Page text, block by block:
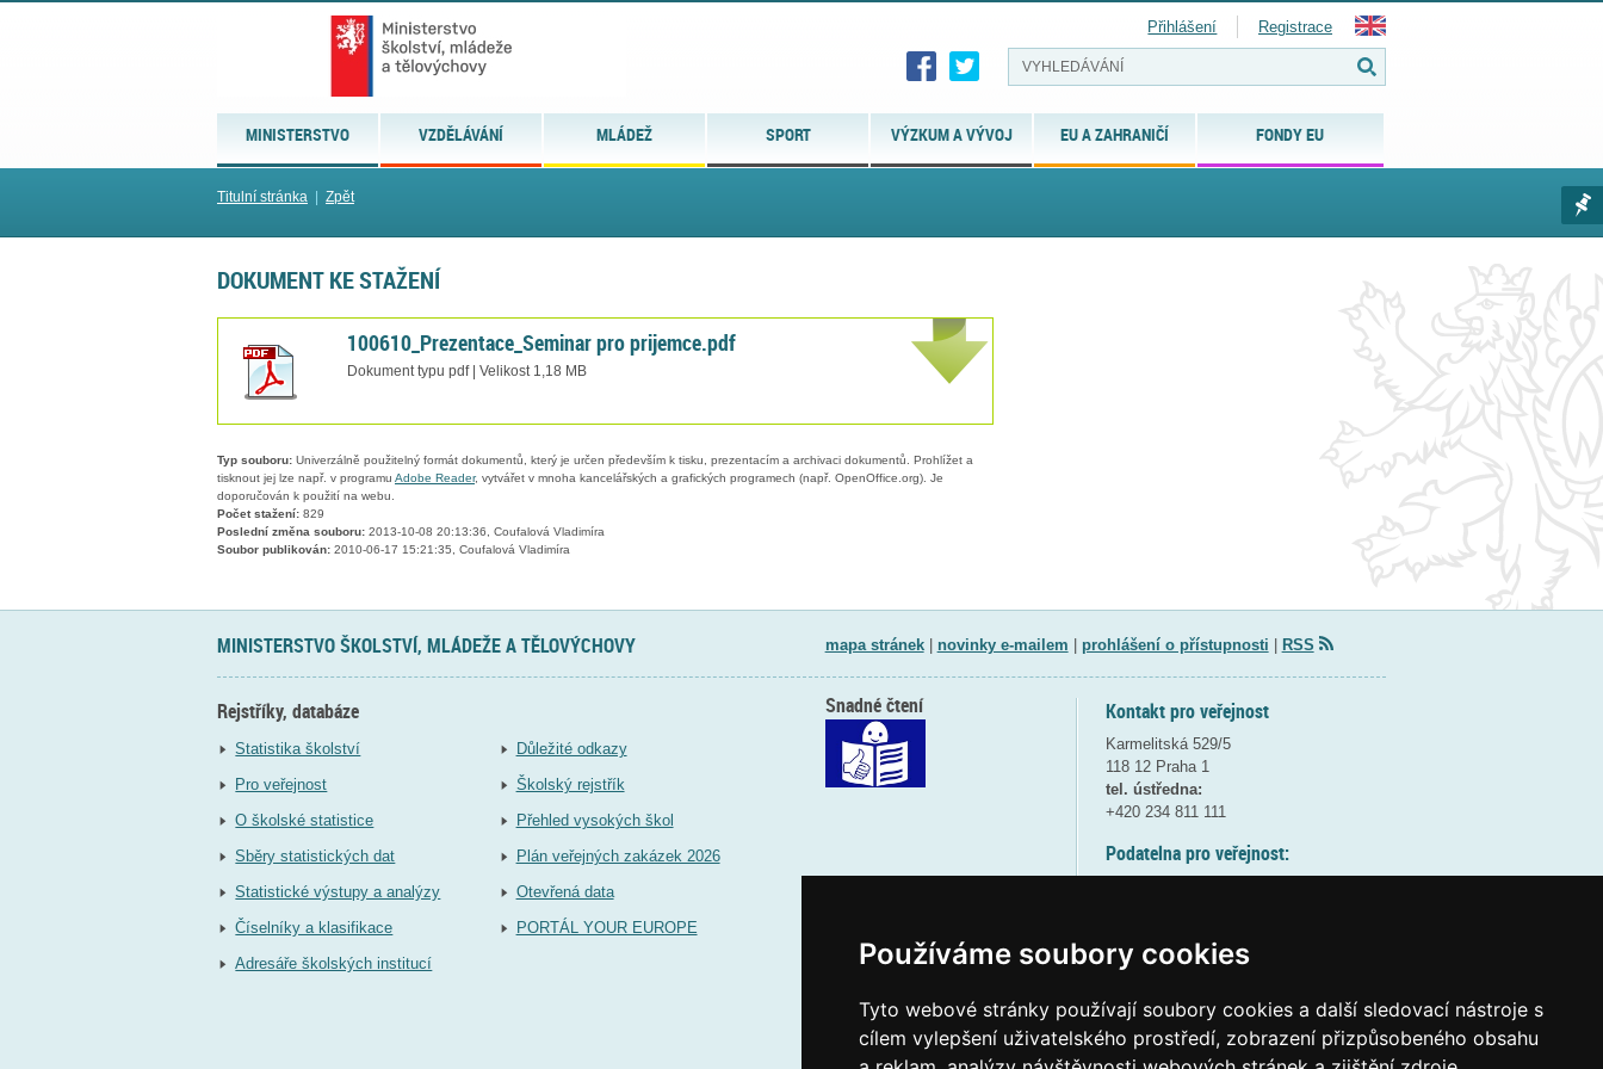
Používáme soubory cookies
Tyto webové stránky používají soubory cookies a další sledovací nástroje s
cílem vylepšení uživatelského prostředí, zobrazení přizpůsobeného obsahu
MINISTERSTVO VZDĚLÁVÁNÍ MLÁDEŽ SPORT VÝZKUM A VÝVOJ EU A ZAHRANIČÍ FONDY EU
Přihlášení Registrace
Titulní stránka Zpět
DOKUMENT KE STAŽENÍ
100610_Prezentace_Seminar pro prijemce.pdf
Dokument typu pdf | Velikost 1,18 MB
Typ souboru: Univerzálně použitelný formát dokumentů, který je určen především k tisku, prezentacím a archivaci dokumentů. Prohlížet a
tisknout jej lze např. v programu Adobe Reader, vytvářet v mnoha kancelářských a grafických programech (např. OpenOffice.org). Je
doporučován k použití na webu.
Počet stažení: 829
Poslední změna souboru: 2013-10-08 20:13:36, Coufalová Vladimíra
Soubor publikován: 2010-06-17 15:21:35, Coufalová Vladimíra
MINISTERSTVO ŠKOLSTVÍ, MLÁDEŽE A TĚLOVÝCHOVY mapa stránek| novinky e-mailem prohlášení o přístupnosti RSS
Rejstříky, databáze
Statistika školství
Pro veřejnost
O školské statistice
Sběry statistických dat
Statistické výstupy a analýzy
Číselníky a klasifikace
Adresáře školských institucí
Důležité odkazy
Školský rejstřík
Přehled vysokých škol
Plán veřejných zakázek 2026
Otevřená data
PORTÁL YOUR EUROPE
Kontakt pro veřejnost
Karmelitská 529/5
118 12 Praha 1
tel. ústředna:
+420 234 811 111
Podatelna pro veřejnost:
(více informací
Elektronická podatelna:
Snadné čtení